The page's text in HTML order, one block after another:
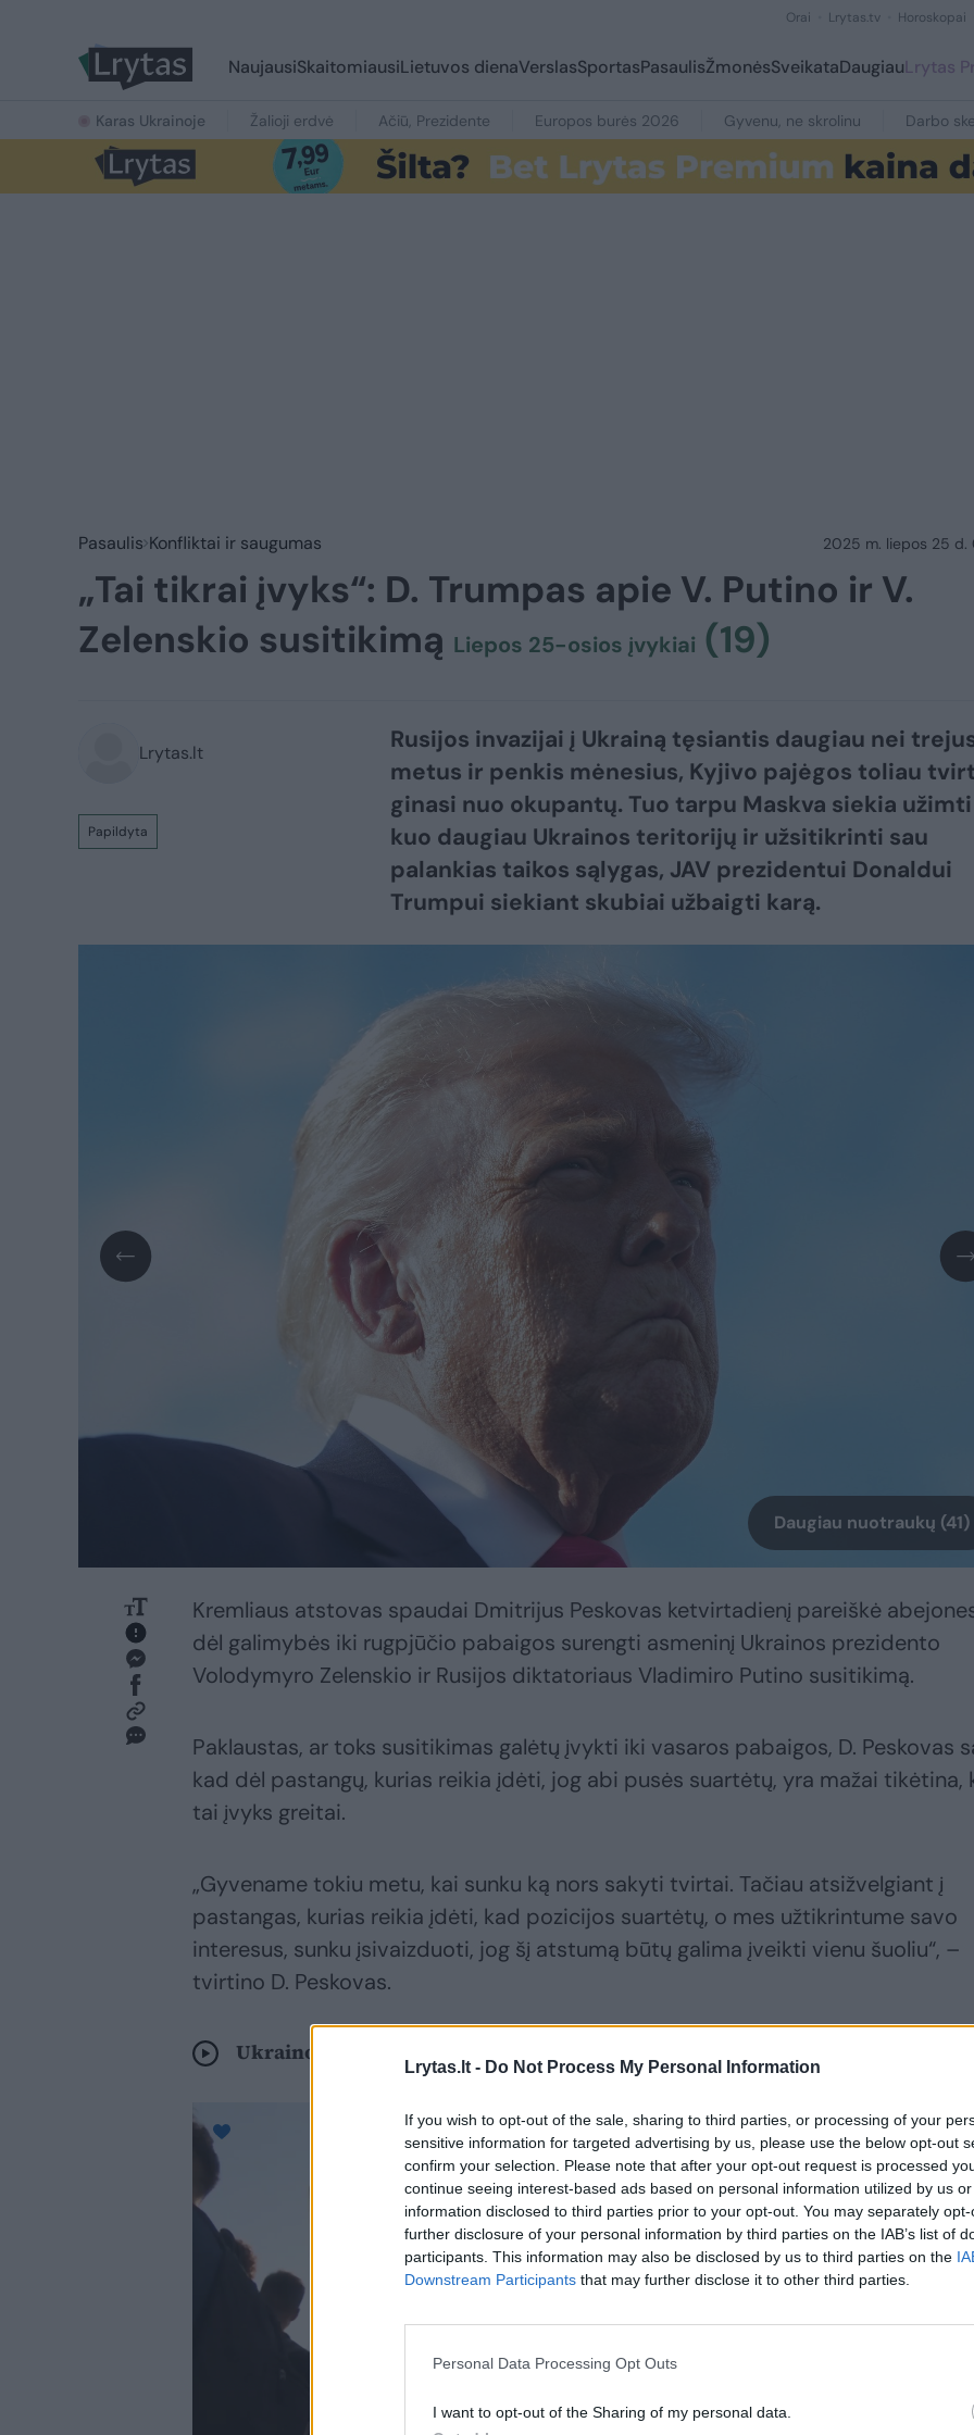
Lrytas.lt - Do Not Process My Personal Information
If you wish to opt-out of the sale, sharing to third parties, or processing of your
sensitive information for targeted advertising by us, please use the below opt-out
confirm your selection. Please note that after your opt-out request is processed
continue seeing interest-based ads based on personal information utilized by us
information disclosed to third parties prior to your opt-out. You may separately
further disclosure of your personal information by third parties on the IAB’s list of
participants. This information may also be disclosed by us to third parties on the
Downstream Participants that may further disclose it to other third parties.
Personal Data Processing Opt Outs
I want to opt-out of the Sharing of my personal data.
Orai Lrytas.tv Horoskopai
NaujausiSkaitomiausiLietuvos dienaVerslasSportasPasaulisŽmonėsSveikataDaugiauLrytas
Karas Ukrainoje Žalioji erdvė Ačiū, Prezidente Europos burės 2026 Gyvenu, ne skrolinu Darbo
Pasaulis Konfliktai ir saugumas 2025 m. liepos 25 d.
„Tai tikrai įvyks“: D. Trumpas apie V. Putino ir V.
Zelenskio susitikimą Liepos 25-osios įvykiai (19)
Lrytas.lt
Papildyta
Rusijos invazijai į Ukrainą tęsiantis daugiau nei
metus ir penkis mėnesius, Kyjivo pajėgos toliau
ginasi nuo okupantų. Tuo tarpu Maskva siekia užimti
kuo daugiau Ukrainos teritorijų ir užsitikrinti sau
palankias taikos sąlygas, JAV prezidentui Donaldui
Trumpui siekiant skubiai užbaigti karą.
Daugiau nuotraukų (41)
Kremliaus atstovas spaudai Dmitrijus Peskovas ketvirtadienį pareiškė
dėl galimybės iki rugpjūčio pabaigos surengti asmeninį Ukrainos prezidento
Volodymyro Zelenskio ir Rusijos diktatoriaus Vladimiro Putino susitikimą.
Paklaustas, ar toks susitikimas galėtų įvykti iki vasaros pabaigos, D. Peskovas
kad dėl pastangų, kurias reikia įdėti, jog abi pusės suartėtų, yra mažai tikėtina,
tai įvyks greitai.
„Gyvename tokiu metu, kai sunku ką nors sakyti tvirtai. Tačiau atsižvelgiant į
pastangas, kurias reikia įdėti, kad pozicijos suartėtų, o mes užtikrintume savo
interesus, sunku įsivaizduoti, jog šį atstumą būtų galima įveikti vienu šuoliu“, –
tvirtino D. Peskovas.
Ukrainoje – tūkstantiniai protestai: nežada tylėti